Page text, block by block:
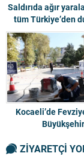
Saldırıda ağır
tüm Türkiye’den
Kocaeli’de
ZİYARETÇİ